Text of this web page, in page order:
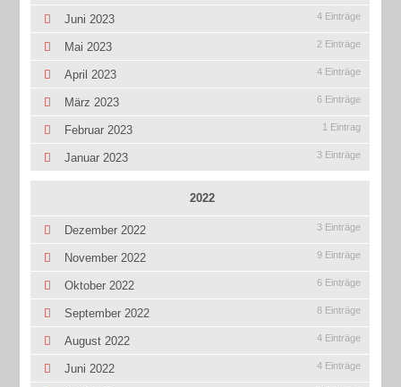
Juni 2023 4 Einträge
Mai 2023 2 Einträge
April 2023 4 Einträge
März 2023 6 Einträge
Februar 2023 1 Eintrag
Januar 2023 3 Einträge
2022
Dezember 2022 3 Einträge
November 2022 9 Einträge
Oktober 2022 6 Einträge
September 2022 8 Einträge
August 2022 4 Einträge
Juni 2022 4 Einträge